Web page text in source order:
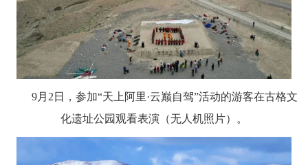
9月2日，参加“天上阿里·云巅自驾”活动的游客在古格文
化遗址公园观看表演（无人机照片）。